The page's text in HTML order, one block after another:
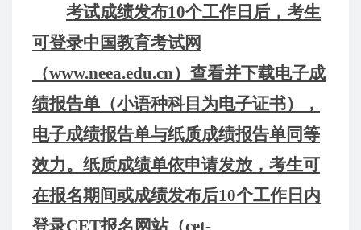
考试成绩发布10个工作日后，考生
可登录中国教育考试网
（www.neea.edu.cn）查看并下载电子成
绩报告单（小语种科目为电子证书），
电子成绩报告单与纸质成绩报告单同等
效力。纸质成绩单依申请发放，考生可
在报名期间或成绩发布后10个工作日内
登录CET报名网站（cet-